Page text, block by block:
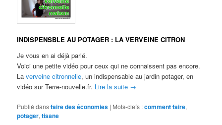
INDISPENSBLE AU POTAGER : LA VERVEINE CITRON
Je vous en ai déjà parlé.
Voici une petite vidéo pour ceux qui ne connaissent pas encore.
Laverveine citronnelle, un indispensable au jardin potager, en
vidéo sur Terre-nouvelle.fr. Lire la suite →
Publié dansfaire des économies | Mots-clefs :comment faire,
potager,tisane